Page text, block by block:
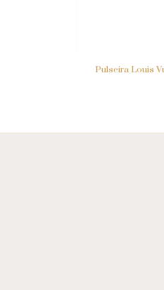
Pulseira Louis